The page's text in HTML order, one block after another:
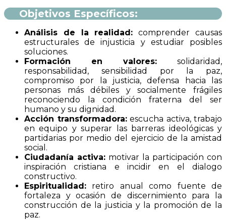
Objetivos Específicos:
Análisis de la realidad: comprender causas
estructurales de injusticia y estudiar posibles
soluciones.
Formación en valores: solidaridad,
responsabilidad, sensibilidad por la paz,
compromiso por la justicia, defensa hacia las
personas más débiles y socialmente frágiles
reconociendo la condición fraterna del ser
humano y su dignidad.
Acción transformadora:escucha activa, trabajo
en equipo y superar las barreras ideológicas y
partidarias por medio del ejercicio de la amistad
social.
Ciudadanía activa: motivar la participación con
inspiración cristiana e incidir en el dialogo
constructivo.
Espiritualidad: retiro anual como fuente de
fortaleza y ocasión de discernimiento para la
construcción de la justicia y la promoción de la
paz.